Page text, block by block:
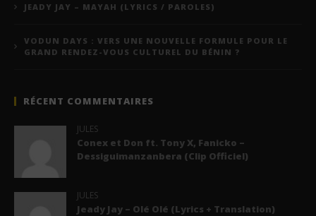
JEADY JAY – MAYAH (LYRICS / PAROLES)
VODUN DAYS : VERS UNE NOUVELLE FORMULE POUR LE
GRAND RENDEZ-VOUS CULTUREL DU BÉNIN ?
RÉCENT COMMENTAIRES
JULES
Conex et Don ft. Tony X, Fanicko –
Dessiguimanzanbera (Clip Officiel)
JULES
Jeady Jay – Olé Olé (Lyrics + Translation)